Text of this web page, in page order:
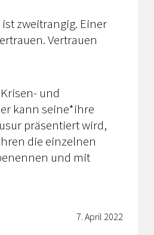
zweitrangig. Einer
Vertrauen
und
kann seine*ihre
präsentiert wird,
die einzelnen
und mit
7. April 2022